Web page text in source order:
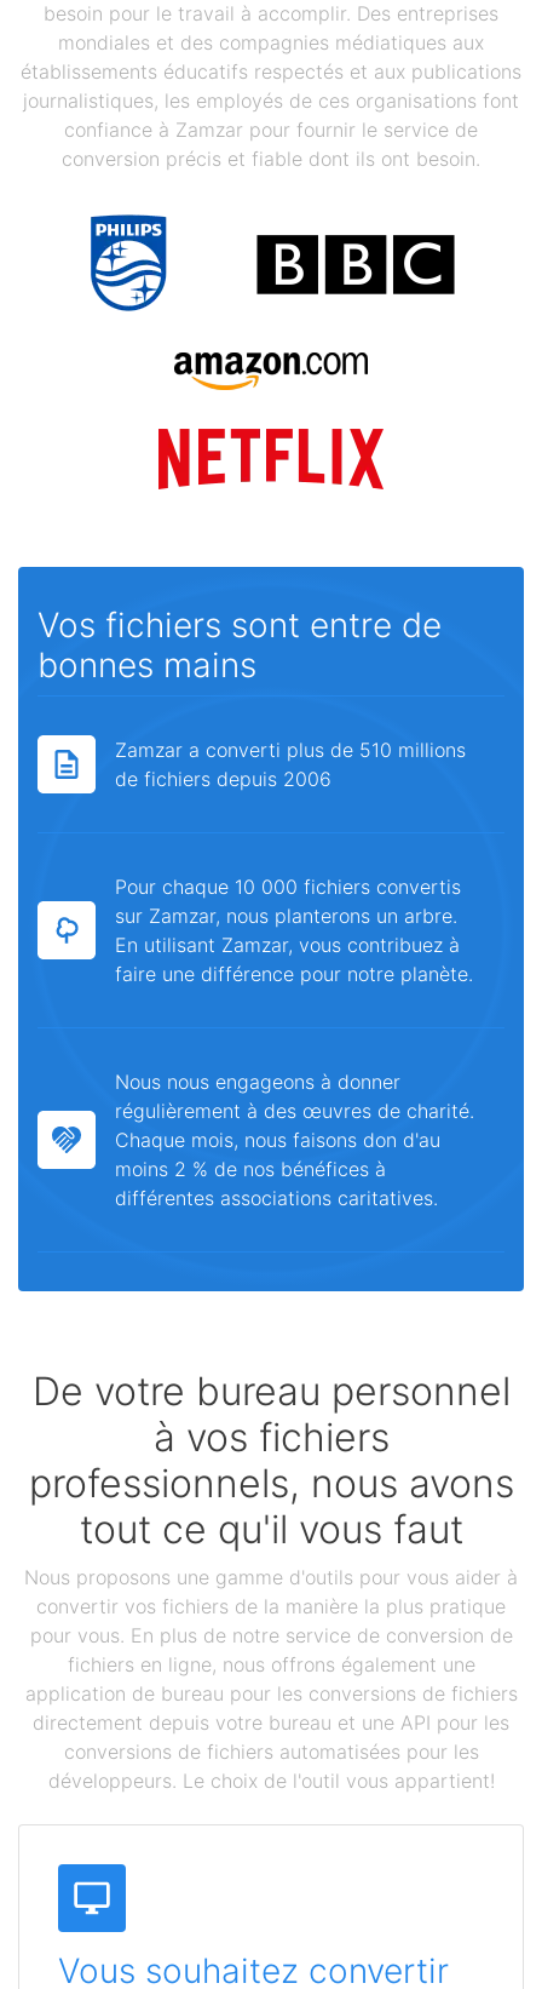
besoin pour le travail à accomplir. Des entreprises
mondiales et des compagnies médiatiques aux
établissements éducatifs respectés et aux publications
journalistiques, les employés de ces organisations font
confiance à Zamzar pour fournir le service de
conversion précis et fiable dont ils ont besoin.
Vos fichiers sont entre de
bonnes mains
Zamzar a converti plus de 510 millions
de fichiers depuis 2006
Pour chaque 10 000 fichiers convertis
sur Zamzar, nous planterons un arbre.
En utilisant Zamzar, vous contribuez à
faire une différence pour notre planète.
Nous nous engageons à donner
régulièrement à des œuvres de charité.
Chaque mois, nous faisons don d'au
moins 2 % de nos bénéfices à
différentes associations caritatives.
De votre bureau personnel
à vos fichiers
professionnels, nous avons
tout ce qu'il vous faut
Nous proposons une gamme d'outils pour vous aider à
convertir vos fichiers de la manière la plus pratique
pour vous. En plus de notre service de conversion de
fichiers en ligne, nous offrons également une
application de bureau pour les conversions de fichiers
directement depuis votre bureau et une API pour les
conversions de fichiers automatisées pour les
développeurs. Le choix de l'outil vous appartient!
Vous souhaitez convertir